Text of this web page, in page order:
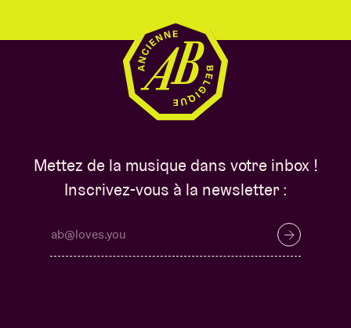
Mettez de la musique dans votre inbox !
Inscrivez-vous à la newsletter :